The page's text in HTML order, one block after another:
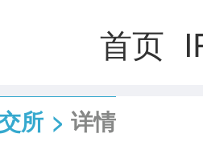
首页
所 > 详情